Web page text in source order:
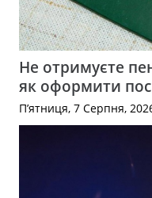
Не отримуєте
як оформити
П’ятниця, 7 Серпня,